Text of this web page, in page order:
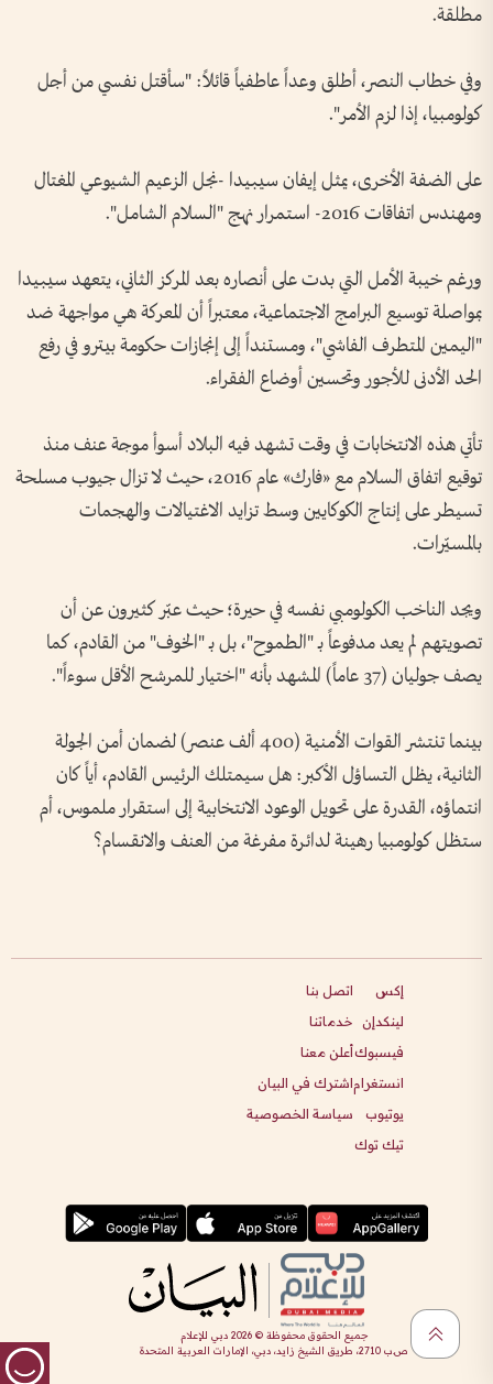
مطلقة.
وفي خطاب النصر، أطلق وعداً عاطفياً قائلاً: "سأقتل نفسي من أجل
كولومبيا، إذا لزم الأمر".
على الضفة الأخرى، يمثل إيفان سيبيدا -نجل الزعيم الشيوعي المغتال
ومهندس اتفاقات 2016- استمرار نهج "السلام الشامل".
ورغم خيبة الأمل التي بدت على أنصاره بعد المركز الثاني، يتعهد سيبيدا
بمواصلة توسيع البرامج الاجتماعية، معتبراً أن المعركة هي مواجهة ضد
"اليمين المتطرف الفاشي"، ومستنداً إلى إنجازات حكومة بيترو في رفع
الحد الأدنى للأجور وتحسين أوضاع الفقراء.
تأتي هذه الانتخابات في وقت تشهد فيه البلاد أسوأ موجة عنف منذ
توقيع اتفاق السلام مع «فارك» عام 2016، حيث لا تزال جيوب مسلحة
تسيطر على إنتاج الكوكايين وسط تزايد الاغتيالات والهجمات
بالمسيّرات.
ويجد الناخب الكولومبي نفسه في حيرة؛ حيث عبّر كثيرون عن أن
تصويتهم لم يعد مدفوعاً بـ "الطموح"، بل بـ "الخوف" من القادم، كما
يصف جوليان (37 عاماً) المشهد بأنه "اختيار للمرشح الأقل سوءاً".
بينما تنتشر القوات الأمنية (400 ألف عنصر) لضمان أمن الجولة
الثانية، يظل التساؤل الأكبر: هل سيمتلك الرئيس القادم، أياً كان
انتماؤه، القدرة على تحويل الوعود الانتخابية إلى استقرار ملموس، أم
ستظل كولومبيا رهينة لدائرة مفرغة من العنف والانقسام؟
إكس
لينكدإن
فيسبوك
انستغرام
يوتيوب
تيك توك
اتصل بنا
خدماتنا
أعلن معنا
اشترك في البيان
سياسة الخصوصية
جميع الحقوق محفوظة ©2026 دبي للإعلام
ص.ب 2710، طريق الشيخ زايد، دبي، الإمارات العربية المتحدة